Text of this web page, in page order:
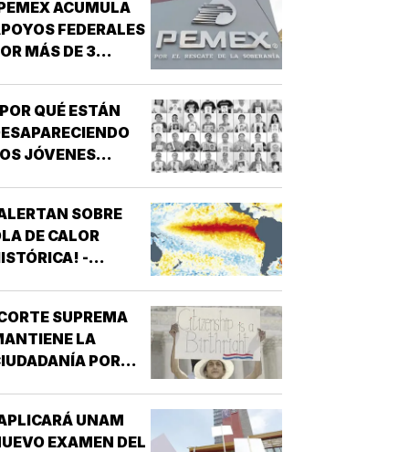
ACUMULA
FEDERALES
MÁS DE 3
QUÉ ESTÁN
JÓVENES
SOBRE
DE CALOR
-
SUPREMA
LA
POR
UNAM
EXAMEN DEL